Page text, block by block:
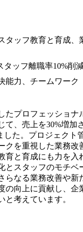
タッフ教育と育成、
タッフ離職率10%削
能力、チームワーク
たプロフェッショナ
て、売上を30%増加
した。プロジェクト
クを重視した業務改
育と育成にも力を入
とスタッフのモチベ
らなる業務改善や新
の向上に貢献し、企
考えています。